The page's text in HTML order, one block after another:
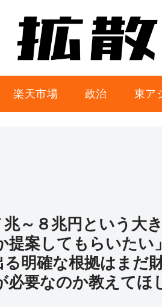
楽天市場 政治 東ア
～８兆円という大
提案してもらいた
明確な根拠はまだ
要なのか教えてほ